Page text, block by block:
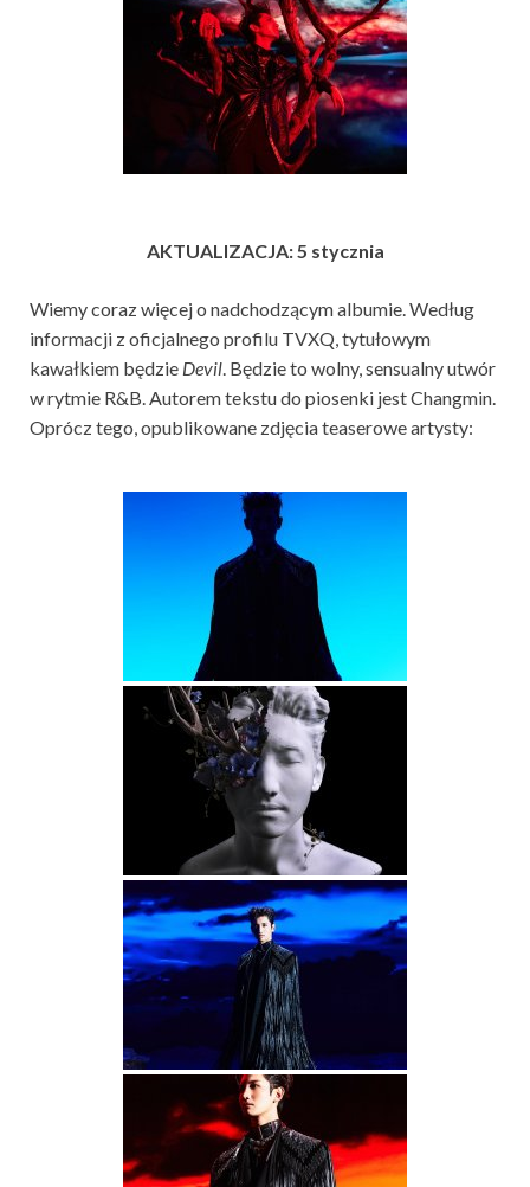
AKTUALIZACJA: 5 stycznia
Wiemy coraz więcej o nadchodzącym albumie. Według
informacji z oficjalnego profilu TVXQ, tytułowym
kawałkiem będzie Devil. Będzie to wolny, sensualny utwór
w rytmie R&B. Autorem tekstu do piosenki jest Changmin.
Oprócz tego, opublikowane zdjęcia teaserowe artysty: